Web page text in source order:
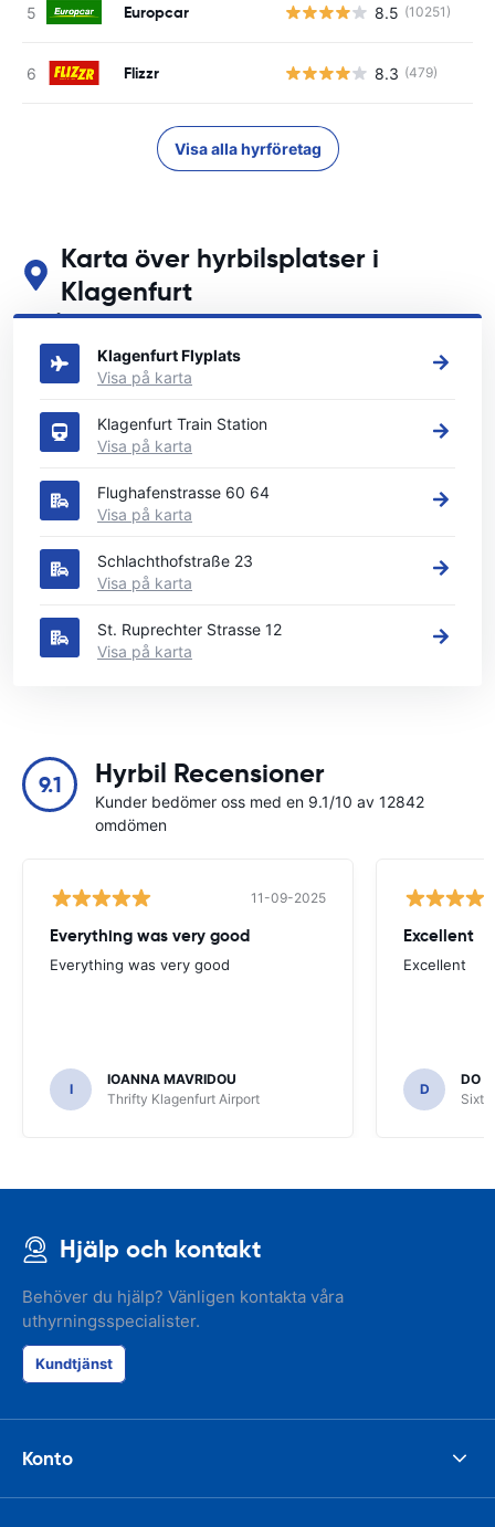
Europcar 8.5 (10251)
Flizzr 8.3 (479)
Visa alla hyrföretag
Karta över hyrbilsplatser i
Klagenfurt
Se våra huvudsakliga biluthyrningsplatser i Klagenfurt
Klagenfurt Flyplats
Visa på karta
Klagenfurt Train Station
Visa på karta
Flughafenstrasse 60 64
Visa på karta
Schlachthofstraße 23
Visa på karta
St. Ruprechter Strasse 12
Visa på karta
9.1 Hyrbil Recensioner
Kunder bedömer oss med en 9.1/10 av 12842
omdömen
11-09-2025
Everything was very good
Everything was very good
I
IOANNA MAVRIDOU
Thrifty Klagenfurt Airport
Excellent
Excellent
D
DO
Sixt
Hjälp och kontakt
Behöver du hjälp? Vänligen kontakta våra
uthyrningsspecialister.
Kundtjänst
Konto